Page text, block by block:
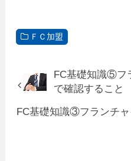
ＦＣ加盟
FC基礎知識⑤フ
で確認すること
FC基礎知識③フランチ